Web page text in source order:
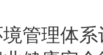
管理体